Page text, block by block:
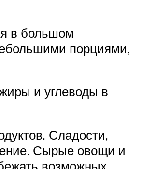
в большом
порциями,
и углеводы в
Сладости,
Сырые овощи и
возможных